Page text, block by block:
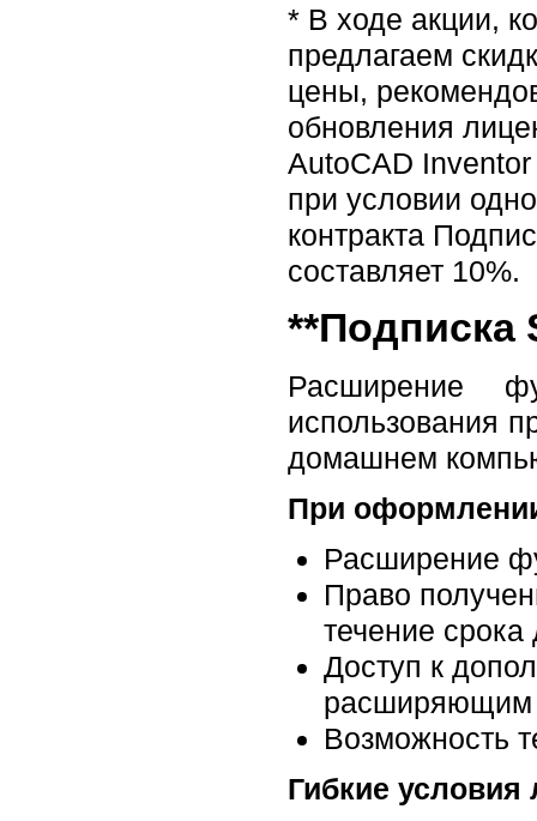
* В ходе акции,
предлагаем
цены,
обновления
AutoCAD
при условии
контракта
составляет 10%.
**Подписка
Расширение
использования
домашнем
При
Расширение
Право
течение
Доступ к
расширяющим
Возможность
Гибкие условия